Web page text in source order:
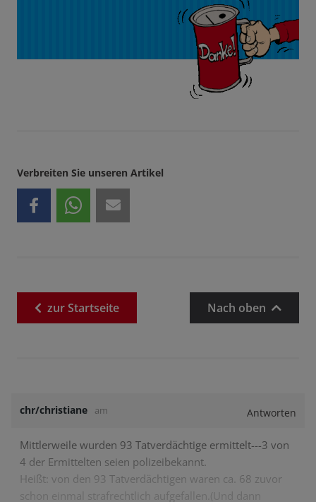
Verbreiten Sie unseren Artikel
zurStartseite Nach oben
chr/christiane am Antworten
Mittlerweile wurden 93 Tatverdächtige ermittelt---3 von
4 der Ermittelten seien polizeibekannt.
Heißt: von den 93 Tatverdächtigen waren ca. 68 zuvor
schon einmal strafrechtlich aufgefallen.(Und dann